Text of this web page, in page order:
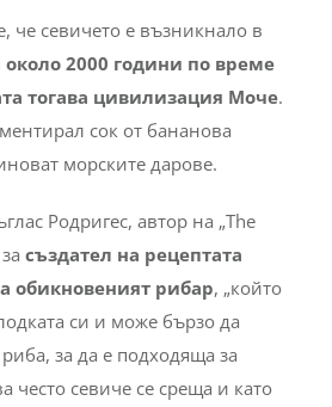
че севичето е възникнало в
2000 години по време
тогава цивилизация Моче.
сок от бананова
морските дарове.
Родригес, автор на „The
създател на рецептата
обикновеният рибар, „който
си и може бързо да
за да е подходяща за
често севиче се среща и като